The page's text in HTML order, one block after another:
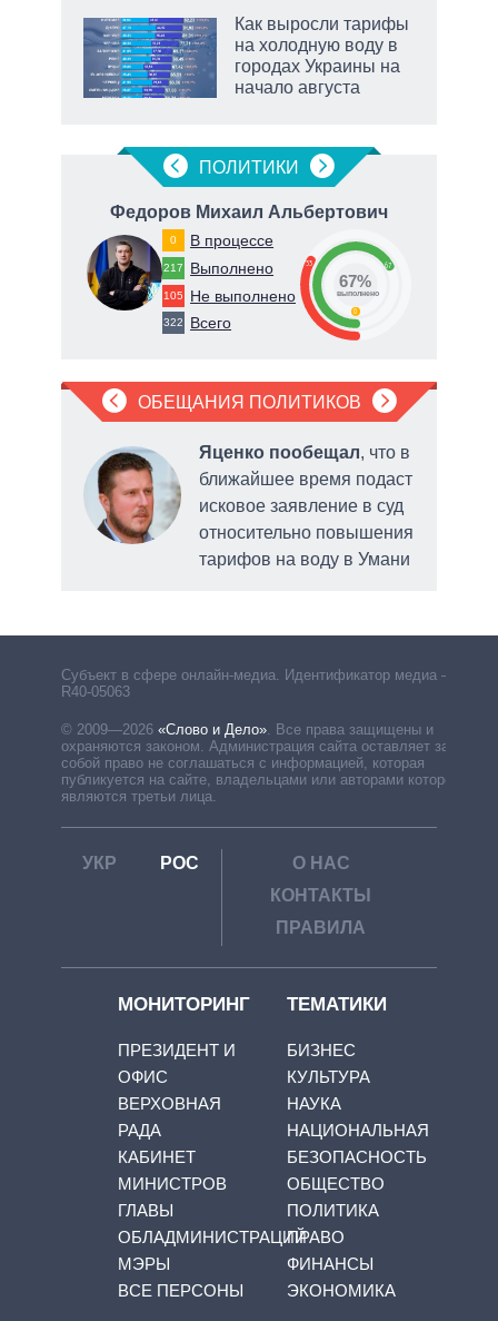
Как выросли тарифы
на холодную воду в
городах Украины на
начало августа
ПОЛИТИКИ
Федоров Михаил Альбертович
0 В процессе
217 Выполнено
105 Не выполнено
322 Всего
33 67
0
67%
выполнено
ОБЕЩАНИЯ ПОЛИТИКОВ
Яценко пообещал, что в
ближайшее время подаст
исковое заявление в суд
относительно повышения
тарифов на воду в Умани
Субъект в сфере онлайн-медиа. Идентификатор медиа –
R40-05063
© 2009—2026 «Слово и Дело». Все права защищены и
охраняются законом. Администрация сайта оставляет за
собой право не соглашаться с информацией, которая
публикуется на сайте, владельцами или авторами которой
являются третьи лица.
УКР РОС
О НАС
КОНТАКТЫ
ПРАВИЛА
МОНИТОРИНГ
ПРЕЗИДЕНТ И
ОФИС
ВЕРХОВНАЯ
РАДА
КАБИНЕТ
МИНИСТРОВ
ГЛАВЫ
ОБЛАДМИНИСТРАЦИЙ
МЭРЫ
ВСЕ ПЕРСОНЫ
ТЕМАТИКИ
БИЗНЕС
КУЛЬТУРА
НАУКА
НАЦИОНАЛЬНАЯ
БЕЗОПАСНОСТЬ
ОБЩЕСТВО
ПОЛИТИКА
ПРАВО
ФИНАНСЫ
ЭКОНОМИКА